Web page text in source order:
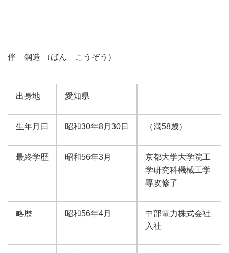
伴 鋼造 （ばん こうぞう）
出身地 愛知県
生年月日 昭和30年8月30日 （満58歳）
最終学歴 昭和56年3月
京都大学大学院工
学研究科機械工学
専攻修了
略歴 昭和56年4月
中部電力株式会社
入社